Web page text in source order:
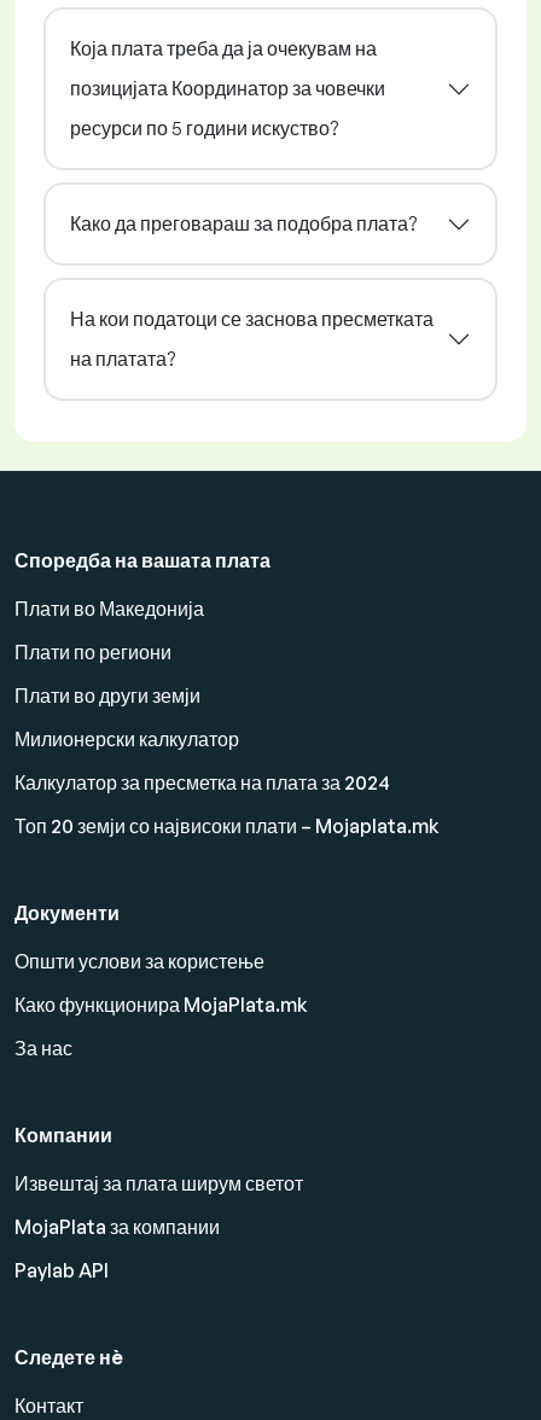
Која плата треба да ја очекувам на
позицијата Координатор за човечки
ресурси по 5 години искуство?
Како да преговараш за подобра плата?
На кои податоци се заснова пресметката
на платата?
Споредба на вашата плата
Плати во Македонија
Плати по региони
Плати во други земји
Милионерски калкулатор
Калкулатор за пресметка на плата за 2024
Топ 20 земји со највисоки плати – Mojaplata.mk
Документи
Општи услови за користење
Како функционира MojaPlata.mk
За нас
Компании
Извештај за плата ширум светот
MojaPlata за компании
Paylab API
Следете нè
Контакт